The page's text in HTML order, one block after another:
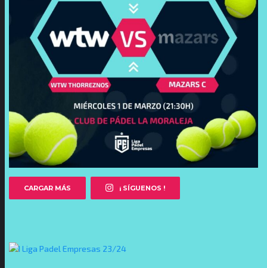
CARGAR MÁS ¡ SÍGUENOS !